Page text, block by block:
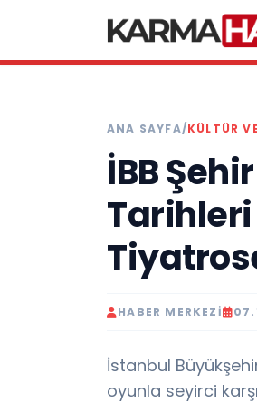
ANA SAYFA/KÜLTÜR
İBB
Tarihleri
HABER MERKEZI
İstanbul
oyunla seyirci